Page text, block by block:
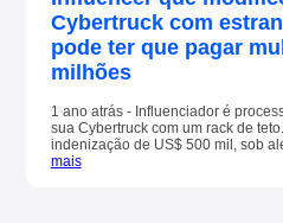
Cybertruck com
pode ter que pagar
milhões
1 ano atrás - Influenciador é
sua Cybertruck com um rack de
indenização de US$ 500 mil, sob
mais